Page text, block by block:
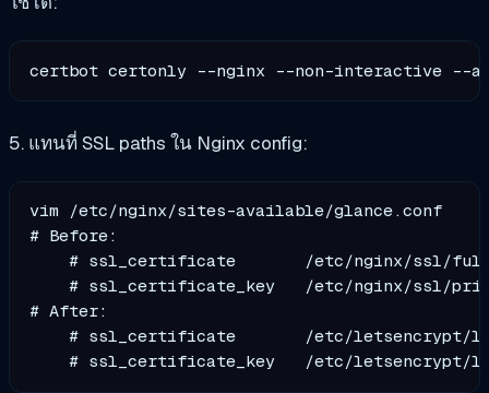
certbot certonly --nginx --non-interactive --
5. แทนที่ SSL paths ใน Nginx config:
vim /etc/nginx/sites-available/glance.conf
# Before:
# ssl_certificate       /etc/nginx/ssl/
# ssl_certificate_key   /etc/nginx/ssl/
# After:
# ssl_certificate       /etc/letsencrypt/